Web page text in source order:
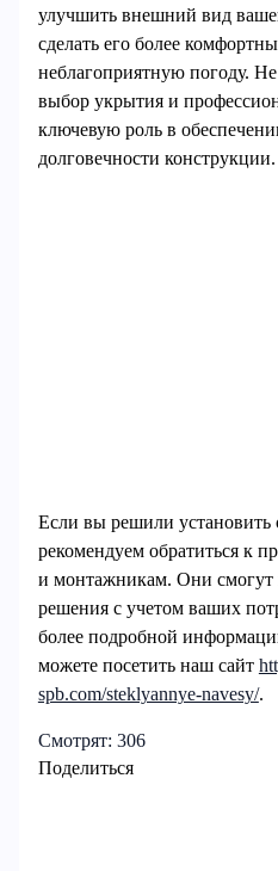
улучшить внешний вид
сделать его более
неблагоприятную погоду.
выбор укрытия и
ключевую роль в
долговечности конструкции.
Если вы решили установить
рекомендуем обратиться к
и монтажникам. Они смогут
решения с учетом ваших
более подробной
можете посетить наш сайт
spb.com/steklyannye-navesy/.
Смотрят: 306
Поделиться